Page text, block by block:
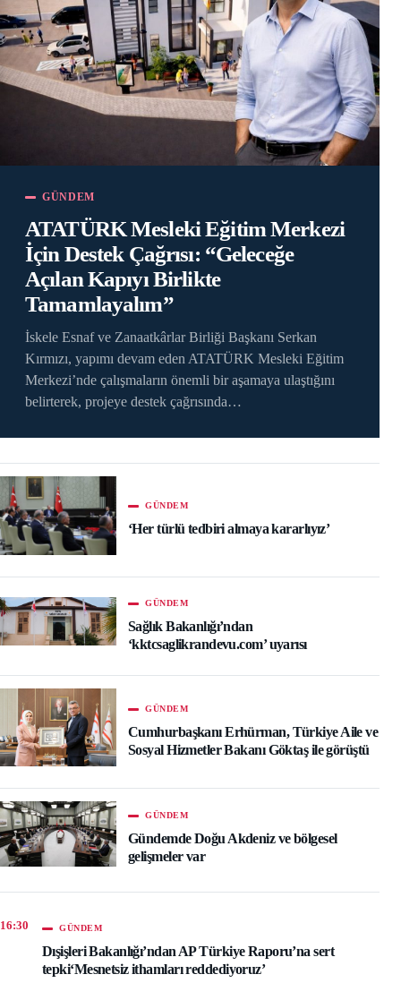
GÜNDEM
ATATÜRK Mesleki Eğitim Merkezi
İçin Destek Çağrısı: “Geleceğe
Açılan Kapıyı Birlikte
Tamamlayalım”
İskele Esnaf ve Zanaatkârlar Birliği Başkanı Serkan
Kırmızı, yapımı devam eden ATATÜRK Mesleki Eğitim
Merkezi’nde çalışmaların önemli bir aşamaya ulaştığını
belirterek, projeye destek çağrısında…
GÜNDEM
‘Her türlü tedbiri almaya kararlıyız’
GÜNDEM
Sağlık Bakanlığı’ndan
‘kktcsaglikrandevu.com’ uyarısı
GÜNDEM
Cumhurbaşkanı Erhürman, Türkiye Aile ve
Sosyal Hizmetler Bakanı Göktaş ile görüştü
GÜNDEM
Gündemde Doğu Akdeniz ve bölgesel
gelişmeler var
16:30 GÜNDEM
Dışişleri Bakanlığı’ndan AP Türkiye Raporu’na sert
tepki‘Mesnetsiz ithamları reddediyoruz’